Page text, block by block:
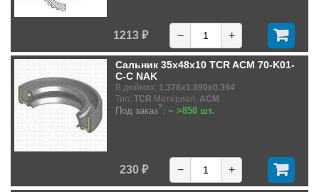
1213 ₽ − +
Сальник 35x48x10 TCR ACM 70-K01-
C-C NAK
В дюймах: 1.378x1.890x0.394
Тип: TCR Материал: ACM
Под заказ?: ~ >858 шт.
230 ₽ − +